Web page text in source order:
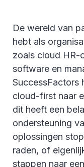
De wereld van
hebt als
zoals cloud HR-
software en
SuccessFactors
cloud-first naar
dit heeft een
ondersteuning
oplossingen
raden, of
stappen naar